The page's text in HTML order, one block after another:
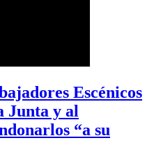
Escénicos
Junta y al
“a su